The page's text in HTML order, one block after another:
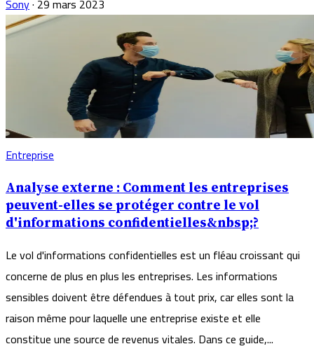
Sony· 29 mars 2023
Entreprise
Analyse externe : Comment les entreprises
peuvent-elles se protéger contre le vol
d'informations confidentielles&nbsp;?
Le vol d'informations confidentielles est un fléau croissant qui
concerne de plus en plus les entreprises. Les informations
sensibles doivent être défendues à tout prix, car elles sont la
raison même pour laquelle une entreprise existe et elle
constitue une source de revenus vitales. Dans ce guide,...